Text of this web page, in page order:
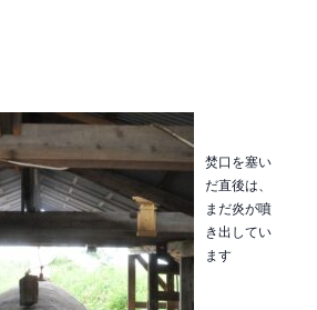
焚口を塞い
だ直後は、
まだ炎が噴
き出してい
ます